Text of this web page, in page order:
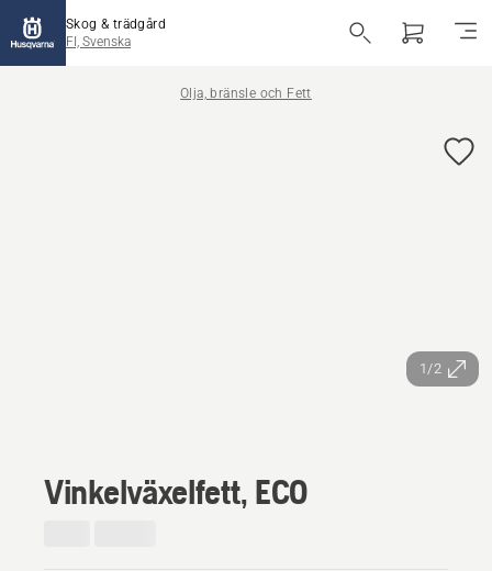
Skog & trädgård
FI, Svenska
Olja, bränsle och Fett
1/2
Vinkelväxelfett, ECO